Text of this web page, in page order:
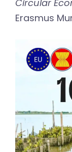
Circular
Erasmus